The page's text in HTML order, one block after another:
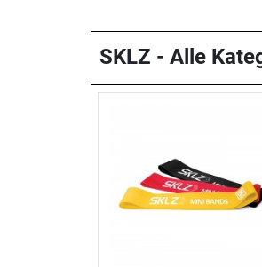
SKLZ - Alle